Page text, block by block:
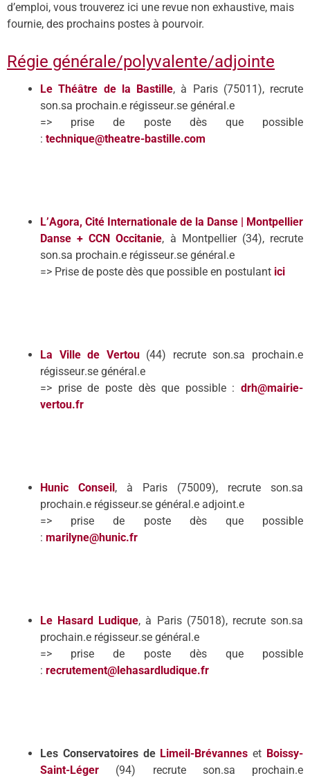
d’emploi, vous trouverez ici une revue non exhaustive, mais
fournie, des prochains postes à pourvoir.
Régie générale/polyvalente/adjointe
Le Théâtre de la Bastille, à Paris (75011), recrute
son.sa prochain.e régisseur.se général.e
=> prise de poste dès que possible
: technique@theatre-bastille.com
L’Agora, Cité Internationale de la Danse | Montpellier
Danse + CCN Occitanie, à Montpellier (34), recrute
son.sa prochain.e régisseur.se général.e
=> Prise de poste dès que possible en postulant ici
La Ville de Vertou (44) recruteson.sa prochain.e
régisseur.se général.e
=> prise de poste dès que possible : drh@mairie-
vertou.fr
Hunic Conseil, à Paris (75009), recrute son.sa
prochain.e régisseur.se général.e adjoint.e
=> prise de poste dès que possible
: marilyne@hunic.fr
Le Hasard Ludique, à Paris (75018), recruteson.sa
prochain.e régisseur.se général.e
=> prise de poste dès que possible
: recrutement@lehasardludique.fr
Les Conservatoires de Limeil-Brévannes et Boissy-
Saint-Léger (94) recrute son.sa prochain.e